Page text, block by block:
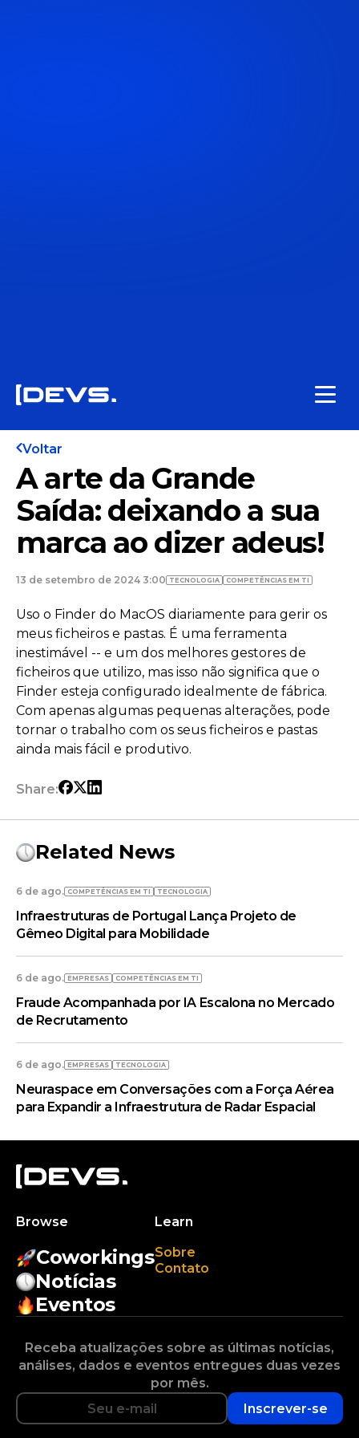
Voltar
A arte da Grande
Saída: deixando a sua
marca ao dizer adeus!
13 de setembro de 2024 3:00 TECNOLOGIA COMPETÊNCIAS EM TI
Uso o Finder do MacOS diariamente para gerir os
meus ficheiros e pastas. É uma ferramenta
inestimável -- e um dos melhores gestores de
ficheiros que utilizo, mas isso não significa que o
Finder esteja configurado idealmente de fábrica.
Com apenas algumas pequenas alterações, pode
tornar o trabalho com os seus ficheiros e pastas
ainda mais fácil e produtivo.
Share:
Related News
6 de ago. COMPETÊNCIAS EM TI TECNOLOGIA
Infraestruturas de Portugal Lança Projeto de
Gêmeo Digital para Mobilidade
6 de ago. EMPRESAS COMPETÊNCIAS EM TI
Fraude Acompanhada por IA Escalona no Mercado
de Recrutamento
6 de ago. EMPRESAS TECNOLOGIA
Neuraspace em Conversações com a Força Aérea
para Expandir a Infraestrutura de Radar Espacial
Browse
Coworkings
Notícias
Eventos
Learn
Sobre
Contato
Receba atualizações sobre as últimas notícias,
análises, dados e eventos entregues duas vezes
por mês.
Inscrever-se